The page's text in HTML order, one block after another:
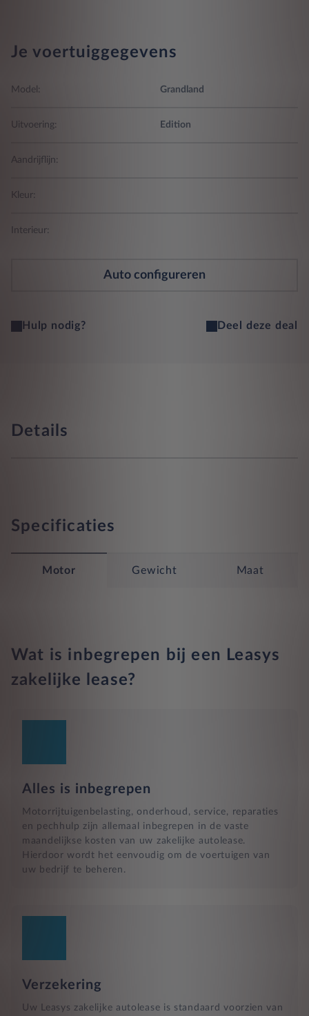
Je voertuiggegevens
Model: Grandland
Uitvoering: Edition
Aandrijflijn:
Kleur:
Interieur:
Auto configureren
Hulp nodig? Deel deze deal
Details
Specificaties
Motor Gewicht Maat
Wat is inbegrepen bij een Leasys
zakelijke lease?
Alles is inbegrepen
Motorrijtuigenbelasting, onderhoud, service, reparaties
en pechhulp zijn allemaal inbegrepen in de vaste
maandelijkse kosten van uw zakelijke autolease.
Hierdoor wordt het eenvoudig om de voertuigen van
uw bedrijf te beheren.
Verzekering
Uw Leasys zakelijke autolease is standaard voorzien van